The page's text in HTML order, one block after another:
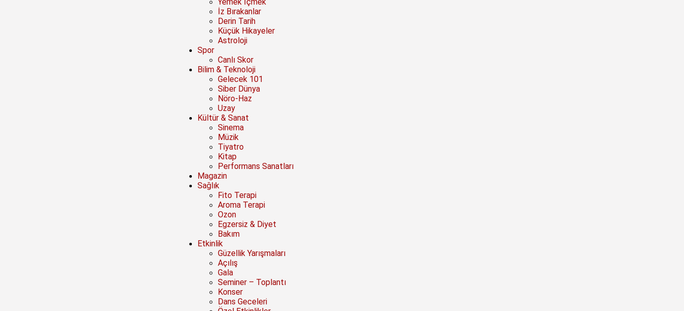
İz Bırakanlar
Derin Tarih
Küçük Hikayeler
Astroloji
Spor
Canlı Skor
Bilim & Teknoloji
Gelecek 101
Siber Dünya
Nöro-Haz
Uzay
Kültür & Sanat
Sinema
Müzik
Tiyatro
Kitap
Performans Sanatları
Magazin
Sağlık
Fito Terapi
Aroma Terapi
Ozon
Egzersiz & Diyet
Bakım
Etkinlik
Güzellik Yarışmaları
Açılış
Gala
Seminer – Toplantı
Konser
Dans Geceleri